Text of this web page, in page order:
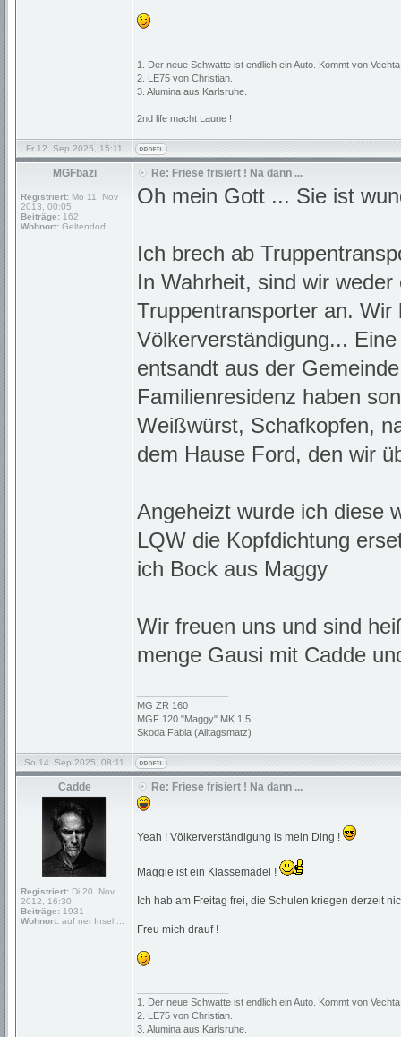
1. Der neue Schwatte ist endlich ein Auto. Kommt von
2. LE75 von Christian.
3. Alumina aus Karlsruhe.
2nd life macht Laune !
Fr 12. Sep 2025, 15:11
MGFbazi
Registriert: Mo 11. Nov
2013, 00:05
Beiträge: 162
Wohnort: Geltendorf
Re: Friese frisiert ! Na dann ...
Oh mein Gott ... Sie ist
Ich brech ab
In Wahrheit, sind wir
Truppentransporter an.
Völkerverständigung...
entsandt aus der
Familienresidenz haben
Weißwürst, Schafkopfen,
dem Hause Ford, den wir
Angeheizt wurde ich diese
LQW die Kopfdichtung
ich Bock aus Maggy
Wir freuen uns und sind
menge Gausi mit Cadde
MG ZR 160
MGF 120 "Maggy" MK 1.5
Skoda Fabia (Alltagsmatz)
So 14. Sep 2025, 08:11
Cadde
Registriert: Di 20. Nov
2012, 16:30
Beiträge: 1931
Wohnort: auf ner Insel ...
Re: Friese frisiert ! Na dann ...
Yeah ! Völkerverständigung is mein Ding !
Maggie ist ein Klassemädel !
Ich hab am Freitag frei, die Schulen kriegen derzeit
Freu mich drauf !
1. Der neue Schwatte ist endlich ein Auto. Kommt von
2. LE75 von Christian.
3. Alumina aus Karlsruhe.